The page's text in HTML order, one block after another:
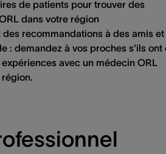
de patients pour trouver des
dans votre région
des recommandations à des amis et
: demandez à vos proches s'ils ont
avec un médecin ORL